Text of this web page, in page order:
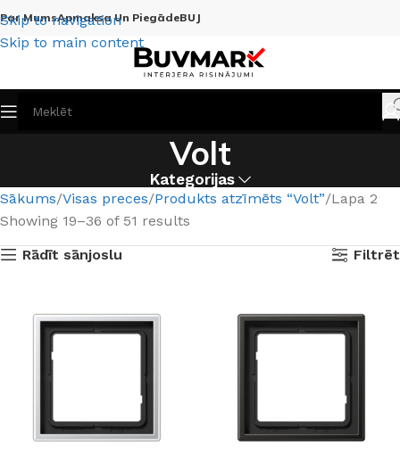
Skip to navigation
Skip to main content
Par MumsApmaksa Un PiegādeBUJ
Volt
Kategorijas
Sākums Visas preces Produkts atzīmēts “Volt” Lapa 2
Showing 19–36 of 51 results
Rādīt sānjoslu
Filtrēt